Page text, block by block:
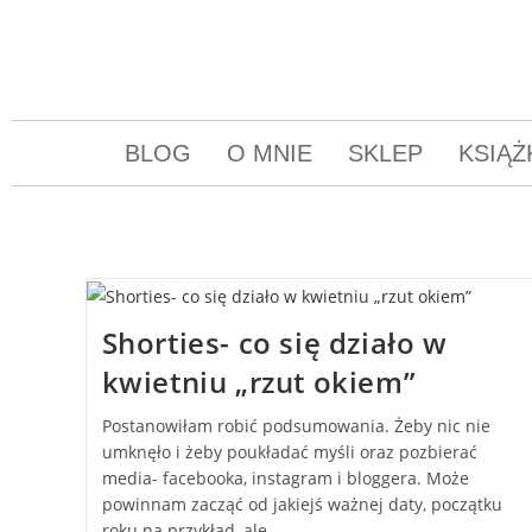
BLOG O MNIE SKLEP
Shorties- co się działo w
kwietniu „rzut okiem”
Postanowiłam robić podsumowania. Żeby nic nie
umknęło i żeby poukładać myśli oraz pozbierać
media- facebooka, instagram i bloggera. Może
powinnam zacząć od jakiejś ważnej daty, początku